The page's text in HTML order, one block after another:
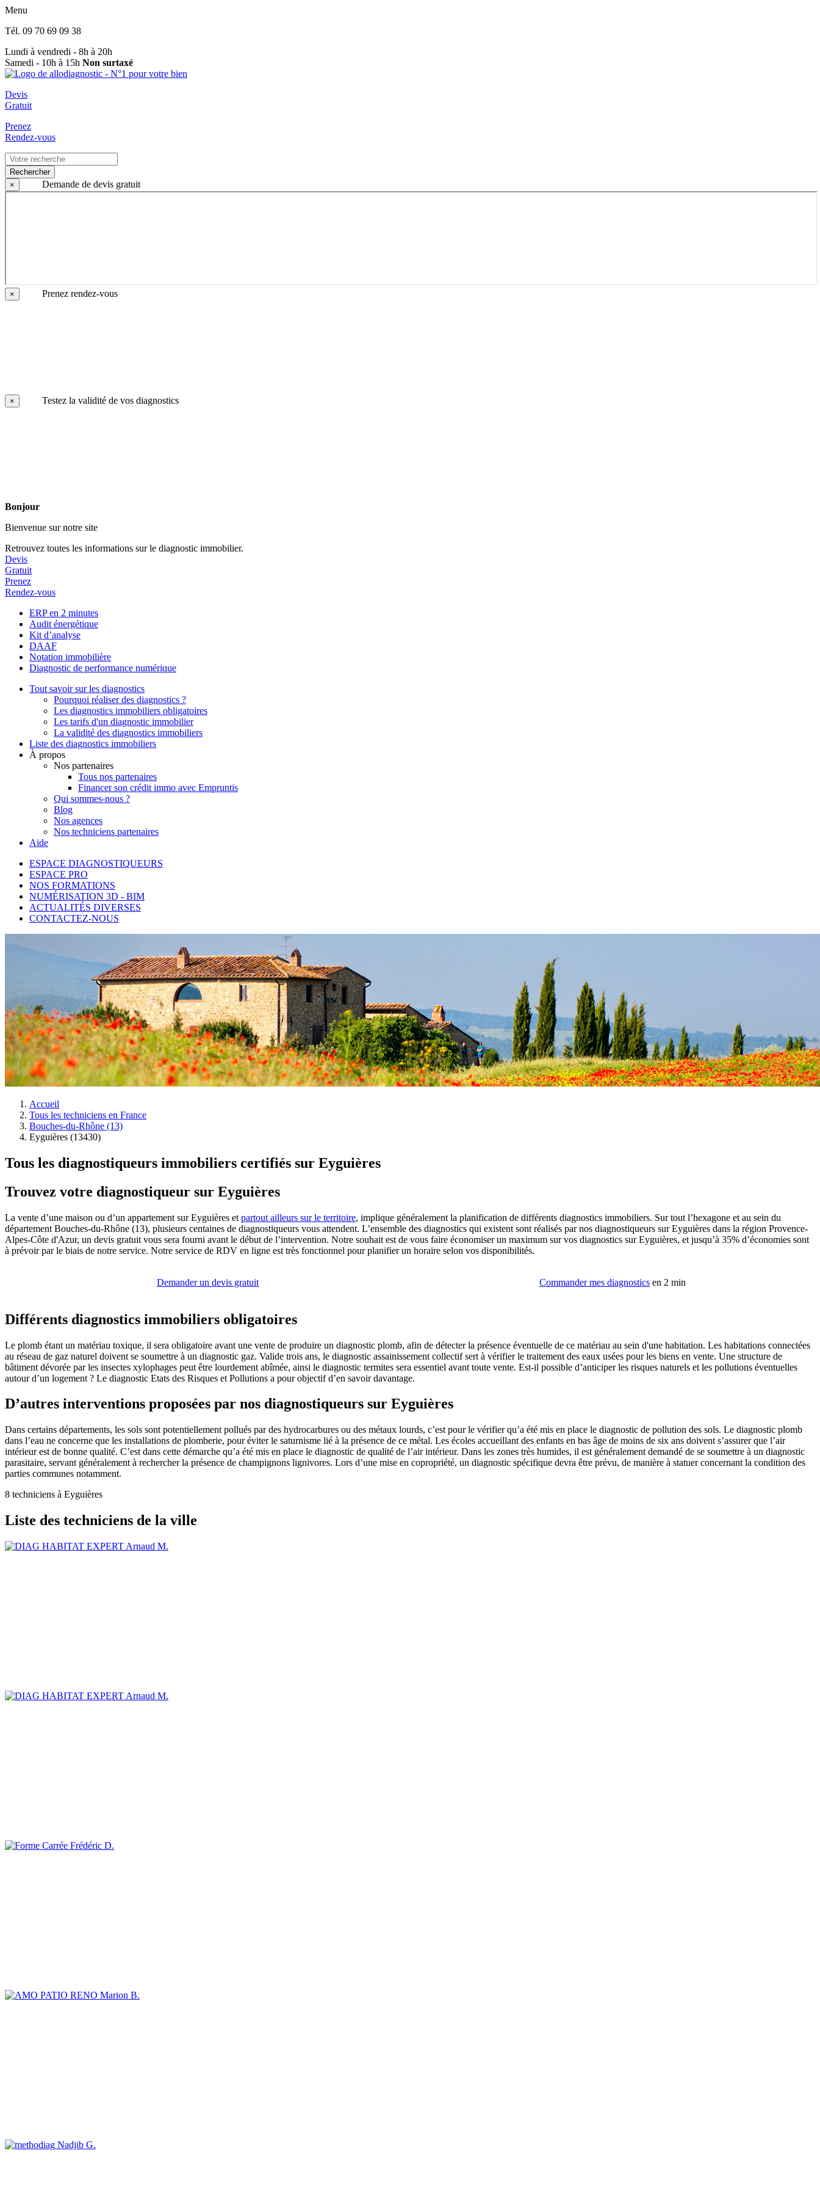
Menu
Tél. 09 70 69 09 38
Lundi à vendredi - 8h à 20h
Samedi - 10h à 15h Non surtaxé
Devis
Gratuit
Prenez
Rendez-vous
Rechercher
×
Demande de devis gratuit
× Prenez rendez-vous
× Testez la validité de vos diagnostics
Bonjour
Bienvenue sur notre site
Retrouvez toutes les informations sur le diagnostic immobilier.
Devis
Gratuit
Prenez
Rendez-vous
ERP en 2 minutes
Audit énergétique
Kit d’analyse
DAAF
Notation immobilière
Diagnostic de performance numérique
Tout savoir sur les diagnostics
Pourquoi réaliser des diagnostics ?
Les diagnostics immobiliers obligatoires
Les tarifs d'un diagnostic immobilier
La validité des diagnostics immobiliers
Liste des diagnostics immobiliers
À propos
Nos partenaires
Tous nos partenaires
Financer son crédit immo avec Empruntis
Qui sommes-nous ?
Blog
Nos agences
Nos techniciens partenaires
Aide
ESPACE DIAGNOSTIQUEURS
ESPACE PRO
NOS FORMATIONS
NUMÉRISATION 3D - BIM
ACTUALITÉS DIVERSES
CONTACTEZ-NOUS
Accueil
Tous les techniciens en France
Bouches-du-Rhône (13)
Eyguières (13430)
Tous les diagnostiqueurs immobiliers certifiés sur Eyguières
Trouvez votre diagnostiqueur sur Eyguières
La vente d’une maison ou d’un appartement sur Eyguières et partout ailleurs sur le territoire, implique généralement la planification de différents diagnostics immobiliers. Sur tout l’hexagone et au sein du
département Bouches-du-Rhône (13), plusieurs centaines de diagnostiqueurs vous attendent. L’ensemble des diagnostics qui existent sont réalisés par nos diagnostiqueurs sur Eyguières dans la région Provence-
Alpes-Côte d'Azur, un devis gratuit vous sera fourni avant le début de l’intervention. Notre souhait est de vous faire économiser un maximum sur vos diagnostics sur Eyguières, et jusqu’à 35% d’économies sont
à prévoir par le biais de notre service. Notre service de RDV en ligne est très fonctionnel pour planifier un horaire selon vos disponibilités.
Demander un devis gratuit Commander mes diagnostics en 2 min
Différents diagnostics immobiliers obligatoires
Le plomb étant un matériau toxique, il sera obligatoire avant une vente de produire un diagnostic plomb, afin de détecter la présence éventuelle de ce matériau au sein d'une habitation. Les habitations connectées
au réseau de gaz naturel doivent se soumettre à un diagnostic gaz. Valide trois ans, le diagnostic assainissement collectif sert à vérifier le traitement des eaux usées pour les biens en vente. Une structure de
bâtiment dévorée par les insectes xylophages peut être lourdement abîmée, ainsi le diagnostic termites sera essentiel avant toute vente. Est-il possible d’anticiper les risques naturels et les pollutions éventuelles
autour d’un logement ? Le diagnostic Etats des Risques et Pollutions a pour objectif d’en savoir davantage.
D’autres interventions proposées par nos diagnostiqueurs sur Eyguières
Dans certains départements, les sols sont potentiellement pollués par des hydrocarbures ou des métaux lourds, c’est pour le vérifier qu’a été mis en place le diagnostic de pollution des sols. Le diagnostic plomb
dans l’eau ne concerne que les installations de plomberie, pour éviter le saturnisme lié à la présence de ce métal. Les écoles accueillant des enfants en bas âge de moins de six ans doivent s’assurer que l’air
intérieur est de bonne qualité. C’est dans cette démarche qu’a été mis en place le diagnostic de qualité de l’air intérieur. Dans les zones très humides, il est généralement demandé de se soumettre à un diagnostic
parasitaire, servant généralement à rechercher la présence de champignons lignivores. Lors d’une mise en copropriété, un diagnostic spécifique devra être prévu, de manière à statuer concernant la condition des
parties communes notamment.
8 techniciens à Eyguières
Liste des techniciens de la ville
Arnaud M.
Arnaud M.
Frédéric D.
Marion B.
Nadjib G.